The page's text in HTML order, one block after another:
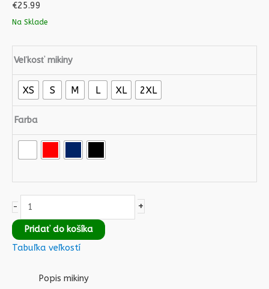
€25.99
Na Sklade
Veľkosť mikiny
XS S M L XL 2XL
Farba
- +
Pridať do košíka
Tabuľka veľkostí
Popis mikiny